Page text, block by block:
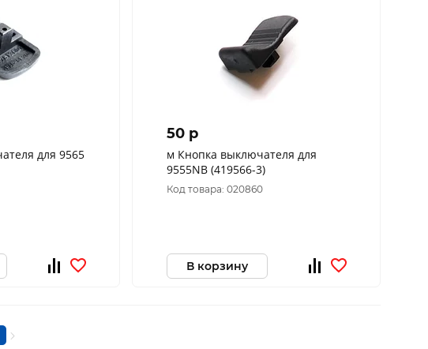
для 9565
50 p
м Кнопка выключателя для
9555NB (419566-3)
Код товара: 020860
В корзину